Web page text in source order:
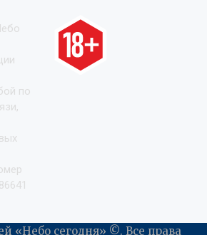
по
«Небо сегодня» ©. Все права